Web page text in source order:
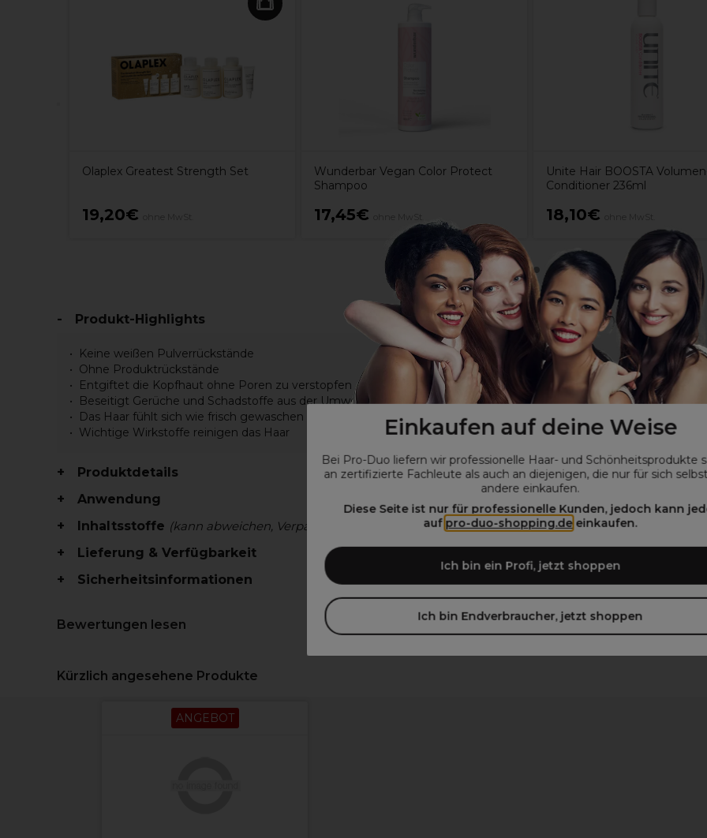
Einkaufen auf deine Weise
Bei Pro-Duo liefern wir professionelle Haar- und Schönheitsprodukte
an zertifizierte Fachleute als auch an diejenigen, die nur für sich
andere einkaufen.
Diese Seite ist nur für professionelle Kunden, jedoch kann
auf pro-duo-shopping.deeinkaufen.
Ich bin ein Profi, jetzt shoppen
Ich bin Endverbraucher, jetzt shoppen
Olaplex Greatest Strength Set
19,20€
Wunderbar Vegan Color Protect
Shampoo
17,45€
Unite Hair BOOSTA
Conditioner 236ml
18,10€
Produkt-Highlights
Keine weißen Pulverrückstände
Ohne Produktrückstände
Entgiftet die Kopfhaut ohne Poren zu verstopfen
Beseitigt Gerüche und Schadstoffe aus der Umwelt
Das Haar fühlt sich wie frisch gewaschen an
Wichtige Wirkstoffe reinigen das Haar
Produktdetails
Anwendung
Inhaltsstoffe (kann abweichen, Verpackung beachten)
Lieferung & Verfügbarkeit
Sicherheitsinformationen
Bewertungen lesen
Kürzlich angesehene Produkte
ANGEBOT